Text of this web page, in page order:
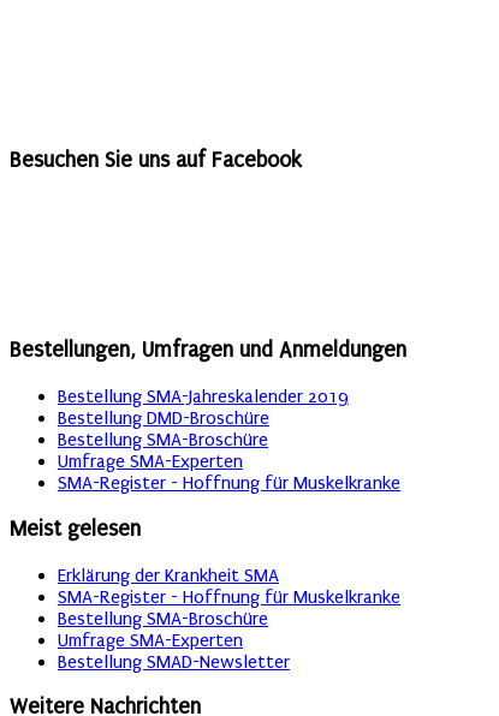
Besuchen Sie uns auf Facebook
Bestellungen, Umfragen und Anmeldungen
Bestellung SMA-Jahreskalender 2019
Bestellung DMD-Broschüre
Bestellung SMA-Broschüre
Umfrage SMA-Experten
SMA-Register - Hoffnung für Muskelkranke
Meist gelesen
Erklärung der Krankheit SMA
SMA-Register - Hoffnung für Muskelkranke
Bestellung SMA-Broschüre
Umfrage SMA-Experten
Bestellung SMAD-Newsletter
Weitere Nachrichten